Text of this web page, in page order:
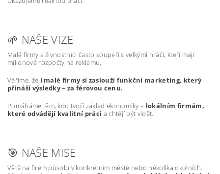
🌱 NAŠE VIZE
Malé firmy a živnostníci často soupeří s velkými hráči, kteří mají
milionové rozpočty na reklamu.
Věříme, že i malé firmy si zaslouží funkční marketing, který
přináší výsledky – za férovou cenu.
Pomáháme těm, kdo tvoří základ ekonomiky – lokálním firmám,
které odvádějí kvalitní práci a chtějí být vidět.
🎯 NAŠE MISE
Většina firem působí v konkrétním městě nebo několika okolních.